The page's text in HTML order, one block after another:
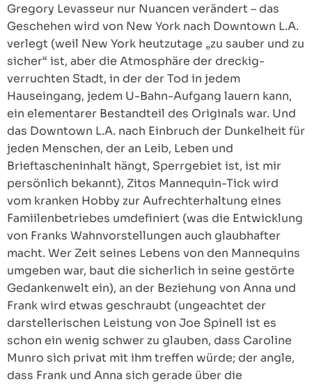
Gregory Levasseur nur Nuancen verändert – das
Geschehen wird von New York nach Downtown L.A.
verlegt (weil New York heutzutage „zu sauber und zu
sicher“ ist, aber die Atmosphäre der dreckig-
verruchten Stadt, in der der Tod in jedem
Hauseingang, jedem U-Bahn-Aufgang lauern kann,
ein elementarer Bestandteil des Originals war. Und
das Downtown L.A. nach Einbruch der Dunkelheit für
jeden Menschen, der an Leib, Leben und
Brieftascheninhalt hängt, Sperrgebiet ist, ist mir
persönlich bekannt), Zitos Mannequin-Tick wird
vom kranken Hobby zur Aufrechterhaltung eines
Famiilenbetriebes umdefiniert (was die Entwicklung
von Franks Wahnvorstellungen auch glaubhafter
macht. Wer Zeit seines Lebens von den Mannequins
umgeben war, baut die sicherlich in seine gestörte
Gedankenwelt ein), an der Beziehung von Anna und
Frank wird etwas geschraubt (ungeachtet der
darstellerischen Leistung von Joe Spinell ist es
schon ein wenig schwer zu glauben, dass Caroline
Munro sich privat mit ihm treffen würde; der angle,
dass Frank und Anna sich gerade über die